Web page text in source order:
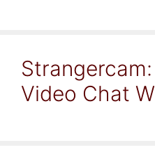
Video Chat